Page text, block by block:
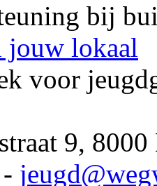
bij
jouw lokaal
voor
9,
jeugd